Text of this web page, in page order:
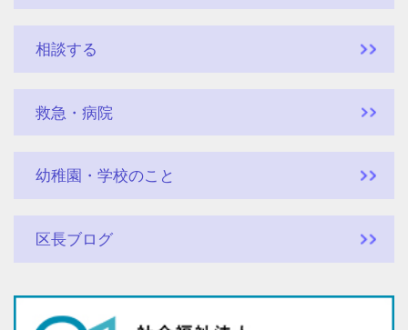
相談する
救急・病院
幼稚園・学校のこと
区長ブログ